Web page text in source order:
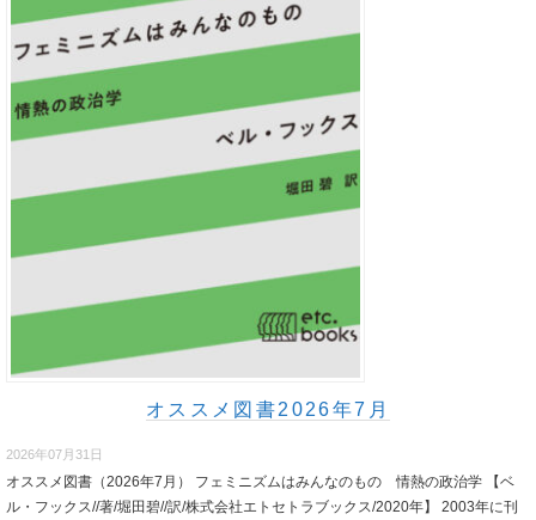
オススメ図書2026年7月
2026年07月31日
オススメ図書（2026年7月） フェミニズムはみんなのもの 情熱の政治学 【ベ
ル・フックス//著/堀田碧//訳/株式会社エトセトラブックス/2020年】 2003年に刊